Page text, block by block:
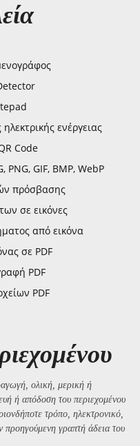
ενέργειας
Code
PNG, GIF, BMP, WebP
πρόσβασης
σε εικόνες
από εικόνα
σε PDF
PDF
PDF
ολική, μερική ή
ή απόδοση του περιεχομένου
τρόπο, ηλεκτρονικό,
γραπτή άδεια του